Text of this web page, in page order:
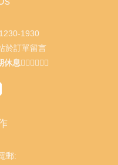
1930
於訂單留言
息🙇🏻‍♂️🙇🏻‍♀️
郵: